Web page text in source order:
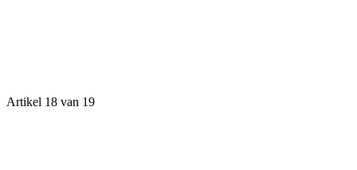
Artikel 18 van 19